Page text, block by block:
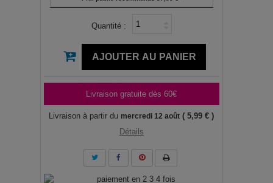
Quantité :
AJOUTER AU PANIER
Livraison gratuite dès 60€
Livraison à partir du mercredi 12 août ( 5,99 € )
Détails